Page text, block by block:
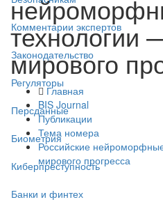
Комментарии экспертов
Законодательство
Регуляторы
Персданные
Биометрия
Киберпреступность
Банки и финтех
технологии
мирового
Главная
BIS Journal
Публикации
Тема номера
Российские
мирового прогресса